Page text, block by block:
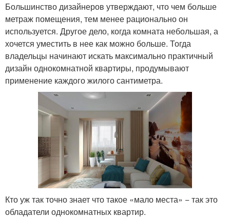
Большинство дизайнеров утверждают, что чем больше
метраж помещения, тем менее рационально он
используется. Другое дело, когда комната небольшая, а
хочется уместить в нее как можно больше. Тогда
владельцы начинают искать максимально практичный
дизайн однокомнатной квартиры, продумывают
применение каждого жилого сантиметра.
Кто уж так точно знает что такое «мало места» − так это
обладатели однокомнатных квартир.